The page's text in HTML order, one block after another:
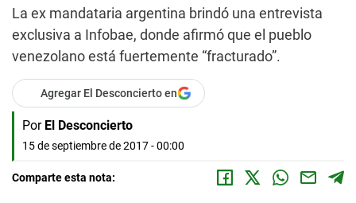
La ex mandataria argentina brindó una entrevista
exclusiva a Infobae, donde afirmó que el pueblo
venezolano está fuertemente “fracturado”.
Agregar El Desconcierto en
Por El Desconcierto
15 de septiembre de 2017 - 00:00
Comparte esta nota: